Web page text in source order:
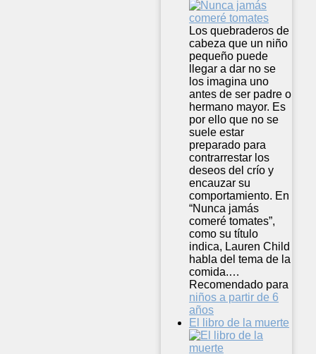
Los quebraderos de
cabeza que un niño
pequeño puede
llegar a dar no se
los imagina uno
antes de ser padre o
hermano mayor. Es
por ello que no se
suele estar
preparado para
contrarrestar los
deseos del crío y
encauzar su
comportamiento. En
“Nunca jamás
comeré tomates”,
como su título
indica, Lauren Child
habla del tema de la
comida.…
Recomendado para
niños a partir de 6
años
El libro de la muerte